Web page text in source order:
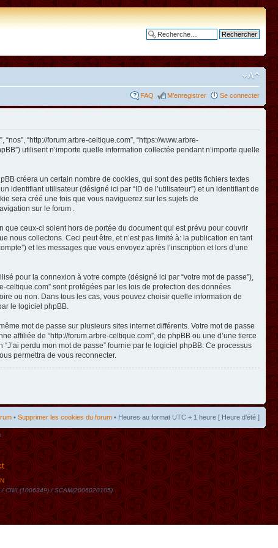
FAQ M’enregistrer Se connecter
“http://forum.arbre-celtique.com”, “https://www.arbre-
utilisent n’importe quelle information collectée pendant n’importe quelle
créera un certain nombre de cookies, qui sont des petits fichiers textes
identifiant utilisateur (désigné ici par “ID de l’utilisateur”) et un identifiant de
sera créé une fois que vous naviguerez sur les sujets de
sur le forum .
ceux-ci soient hors de portée du document qui est prévu pour couvrir
nous collectons. Ceci peut être, et n’est pas limité à: la publication en tant
et les messages que vous envoyez après l’inscription et lors d’une
pour la connexion à votre compte (désigné ici par “votre mot de passe”),
celtique.com” sont protégées par les lois de protection des données
ou non. Dans tous les cas, vous pouvez choisir quelle information de
le logiciel phpBB.
mot de passe sur plusieurs sites internet différents. Votre mot de passe
affiliée de “http://forum.arbre-celtique.com”, de phpBB ou une d’une tierce
perdu mon mot de passe” fournie par le logiciel phpBB. Ce processus
permettra de vous reconnecter.
• Supprimer les cookies du forum • Heures au format UTC + 1 heure [ Heure d’été ]
CNIL(1006349) / SCAM(2006020105)